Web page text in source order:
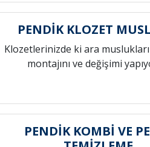
PENDİK KLOZET
Klozetlerinizde ki ara
montajını ve değişimi
PENDİK KOMBİ VE